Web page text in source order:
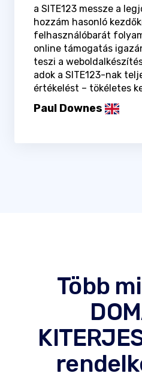
a SITE123 messze a
hozzám hasonló
felhasználóbarát
online támogatás
teszi a
adok a SITE123-nak
értékelést – tökéletes
Paul Downes
Több